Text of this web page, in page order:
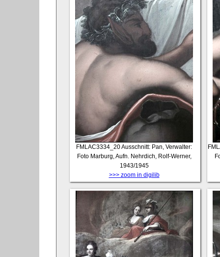
FMLAC3334_20Ausschnitt: Pan, Verwalter:
Foto Marburg, Aufn. Nehrdich, Rolf-Werner,
1943/1945
>>> zoom in digilib